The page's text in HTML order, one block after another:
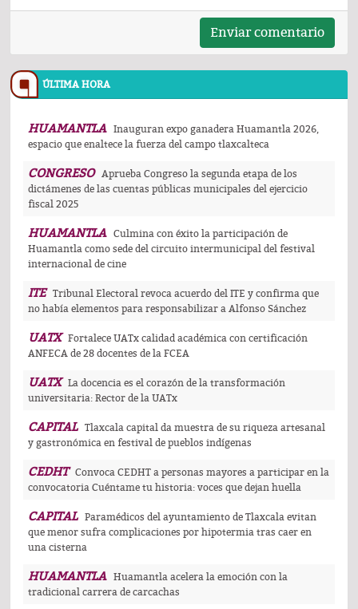
Enviar comentario
ÚLTIMA HORA
HUAMANTLA
Inauguran expo ganadera Huamantla 2026,
espacio que enaltece la fuerza del campo tlaxcalteca
CONGRESO
Aprueba Congreso la segunda etapa de los
dictámenes de las cuentas públicas municipales del ejercicio
fiscal 2025
HUAMANTLA
Culmina con éxito la participación de
Huamantla como sede del circuito intermunicipal del festival
internacional de cine
ITE
Tribunal Electoral revoca acuerdo del ITE y confirma que
no había elementos para responsabilizar a Alfonso Sánchez
UATX
Fortalece UATx calidad académica con certificación
ANFECA de 28 docentes de la FCEA
UATX
La docencia es el corazón de la transformación
universitaria: Rector de la UATx
CAPITAL
Tlaxcala capital da muestra de su riqueza artesanal
y gastronómica en festival de pueblos indígenas
CEDHT
Convoca CEDHT a personas mayores a participar en la
convocatoria Cuéntame tu historia: voces que dejan huella
CAPITAL
Paramédicos del ayuntamiento de Tlaxcala evitan
que menor sufra complicaciones por hipotermia tras caer en
una cisterna
HUAMANTLA
Huamantla acelera la emoción con la
tradicional carrera de carcachas